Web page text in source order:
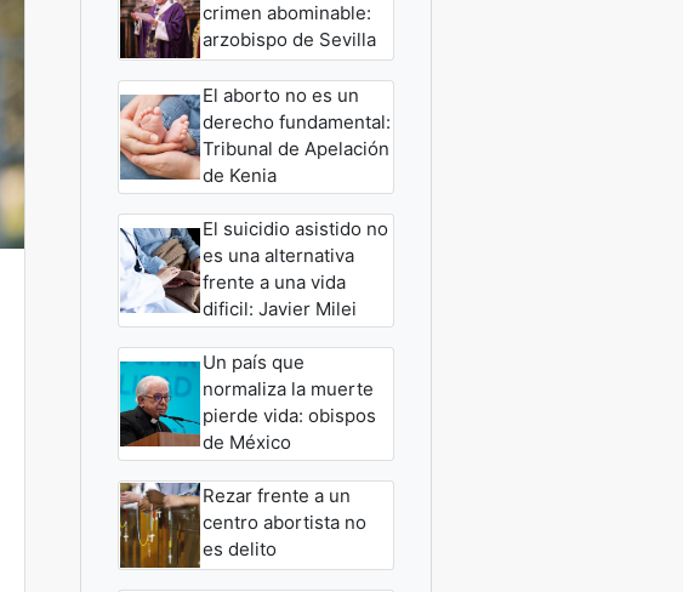
crimen abominable:
arzobispo de Sevilla
El aborto no es un
derecho fundamental:
Tribunal de Apelación
de Kenia
El suicidio asistido no
es una alternativa
frente a una vida
dificil: Javier Milei
Un país que
normaliza la muerte
pierde vida: obispos
de México
Rezar frente a un
centro abortista no
es delito